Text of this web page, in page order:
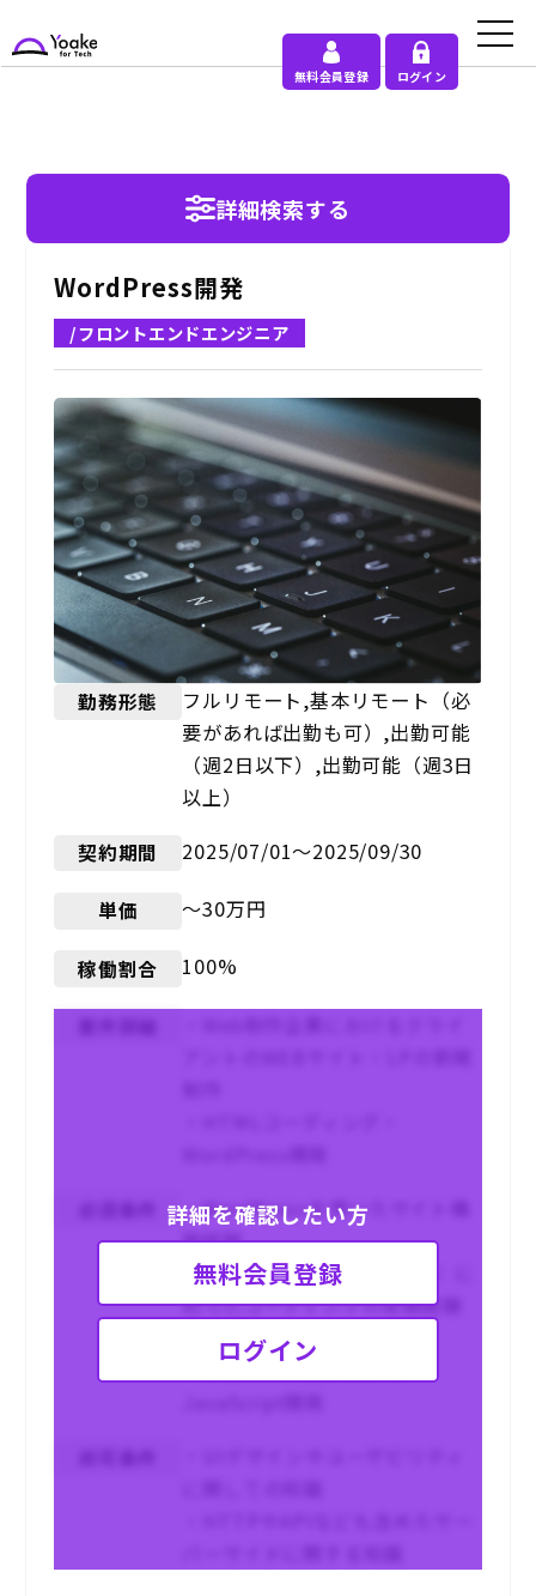
無料会員登録 ログイン
詳細検索する
WordPress開発
/フロントエンドエンジニア
勤務形態
フルリモート,基本リモート（必
要があれば出勤も可）,出勤可能
（週2日以下）,出勤可能（週3日
以上）
契約期間 2025/07/01〜2025/09/30
単価 〜30万円
稼働割合 100%
案件詳細
・WordPressを用いたサイト構
築経験
・WEB標準（HTML5/CSS3）に
則ったコーディングの実務経験
・CSS設計の理解
・Webサイト制作に伴う
詳細を確認したい方
無料会員登録
ログイン